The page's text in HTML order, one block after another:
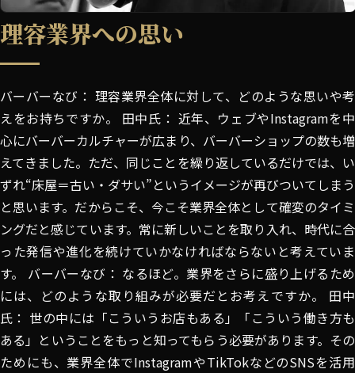
理容業界への思い
バーバーなび： 理容業界全体に対して、どのような思いや考
えをお持ちですか。 田中氏： 近年、ウェブやInstagramを中
心にバーバーカルチャーが広まり、バーバーショップの数も増
えてきました。ただ、同じことを繰り返しているだけでは、い
ずれ“床屋＝古い・ダサい”というイメージが再びついてしまう
と思います。だからこそ、今こそ業界全体として確変のタイミ
ングだと感じています。常に新しいことを取り入れ、時代に合
った発信や進化を続けていかなければならないと考えていま
す。 バーバーなび： なるほど。業界をさらに盛り上げるため
には、どのような取り組みが必要だとお考えですか。 田中
氏： 世の中には「こういうお店もある」「こういう働き方も
ある」ということをもっと知ってもらう必要があります。その
ためにも、業界全体でInstagramやTikTokなどのSNSを活用